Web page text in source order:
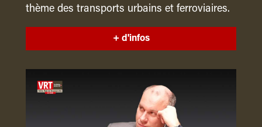
thème des transports urbains et ferroviaires.
+ d'infos